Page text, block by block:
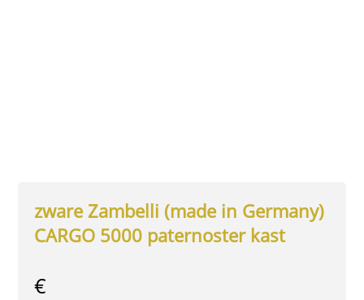
zware Zambelli (made in Germany)
CARGO 5000 paternoster kast
€